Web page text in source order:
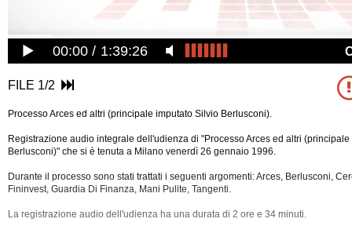
00:00 1:39:26
FILE 1/2
Processo Arces ed altri (principale imputato Silvio Berlusconi).
Registrazione audio integrale dell'udienza di "Processo Arces ed altri
Berlusconi)" che si è tenuta a Milano venerdì 26 gennaio 1996.
Durante il processo sono stati trattati i seguenti argomenti: Arces, Berlusconi,
Fininvest, Guardia Di Finanza, Mani Pulite, Tangenti.
La registrazione audio dell'udienza ha una durata di 2 ore e 34 minuti.